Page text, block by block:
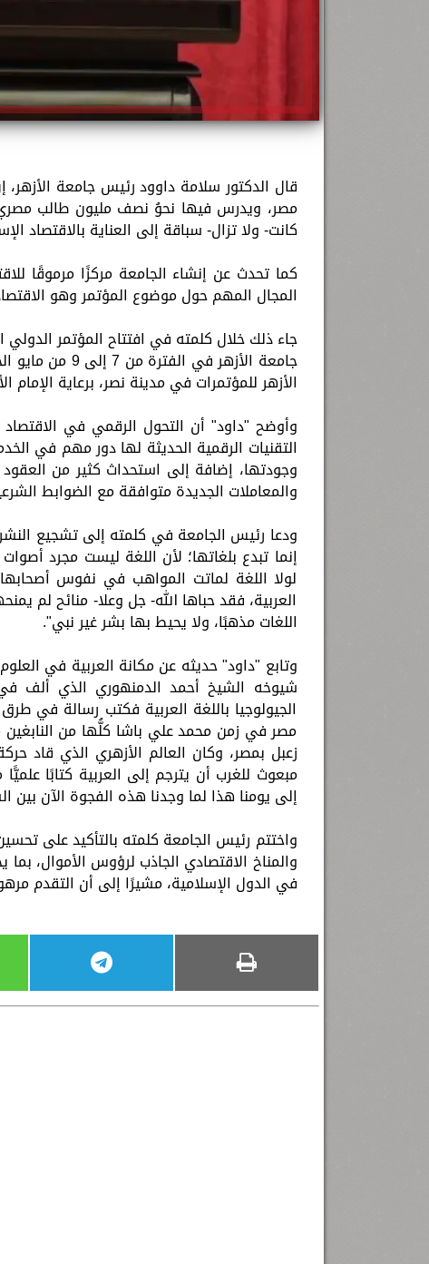
كانت- ولا تزال- سباقة إلى العناية بالاقتصاد
كما تحدث عن إنشاء الجامعة مركزًا مرموقًا
المجال المهم حول موضوع المؤتمر وهو
جامعة الأزهر
الأزهر للمؤتمرات في مدينة نصر، برعاية الإمام
وأوضح "داود" أن التحول الرقمي في الاقتصاد
التقنيات الرقمية الحديثة لها دور مهم في
وجودتها، إضافة إلى استحداث كثير من
والمعاملات الجديدة متوافقة مع الضوابط
ودعا رئيس الجامعة في كلمته إلى تشجيع النشر
إنما تبدع بلغاتها؛ لأن اللغة ليست مجرد
لولا اللغة لماتت المواهب في نفوس
العربية، فقد حباها الله- جل وعلا- منائح لم
اللغات مذهبًا، ولا يحيط بها بشر غير نبي".
وتابع "داود" حديثه عن مكانة العربية في
شيوخه الشيخ أحمد الدمنهوري الذي ألف
الجيولوجيا باللغة العربية فكتب رسالة في
مصر في زمن محمد علي باشا كلُّها من
زعبل بمصر، وكان العالم الأزهري الذي قاد
مبعوث للغرب أن يترجم إلى العربية كتابًا
إلى يومنا هذا لما وجدنا هذه الفجوة الآن بين
واختتم رئيس الجامعة كلمته بالتأكيد على
والمناخ الاقتصادي الجاذب لرؤوس الأموال،
في الدول الإسلامية، مشيرًا إلى أن التقدم